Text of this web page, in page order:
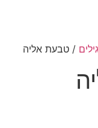
/ טבעת אליה